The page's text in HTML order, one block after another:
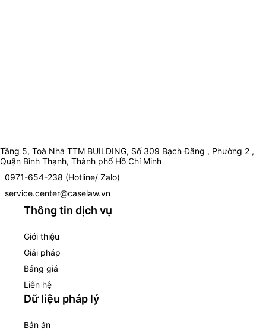
Tầng 5, Toà Nhà TTM BUILDING, Số 309 Bạch Đằng , Phường 2 ,
Quận Bình Thạnh, Thành phố Hồ Chí Minh
0971-654-238 (Hotline/ Zalo)
service.center@caselaw.vn
Thông tin dịch vụ
Giới thiệu
Giải pháp
Bảng giá
Liên hệ
Dữ liệu pháp lý
Bản án